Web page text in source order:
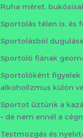
Ruha méret,
Sportolás télen is, és
Sportolásból
Sportoló fiának
Sportolóként figyelek
alkoholizmus külön
Sportot űztünk a
– de nem ennél a
Testmozgás és